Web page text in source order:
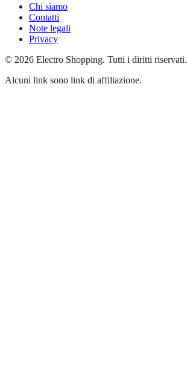
Chi siamo
Contatti
Note legali
Privacy
© 2026 Electro Shopping. Tutti i diritti riservati.
Alcuni link sono link di affiliazione.